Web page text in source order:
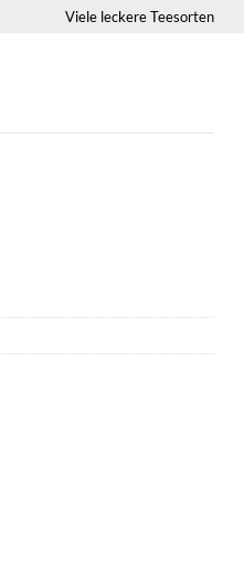
Viele leckere Teesorten